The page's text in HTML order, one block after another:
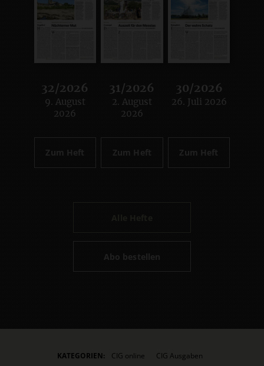
32/2026
:
9. August
2026
Zum Heft
31/2026
:
2. August
2026
Zum Heft
30/2026
:
26. Juli 2026
Zum Heft
Abo bestellen
KATEGORIEN: CIG online CIG Ausgaben